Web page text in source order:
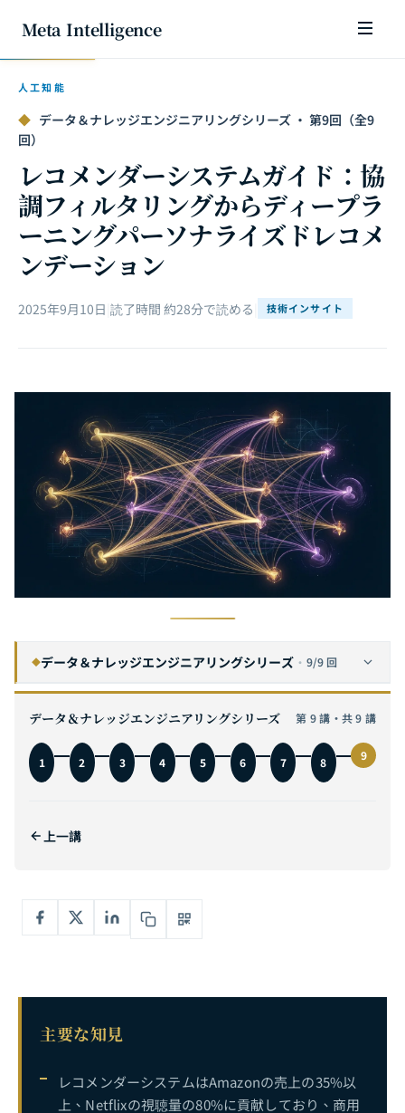
Meta Intelligence
人工知能
◆ データ＆ナレッジエンジニアリングシリーズ · 第9回（全9
回）
レコメンダーシステムガイド：協
調フィルタリングからディープラ
ーニングパーソナライズドレコメ
ンデーション
2025年9月10日 読了時間 約28分で読める 技術インサイト
◆データ＆ナレッジエンジニアリングシリーズ · 9/9 回
2 GraphRAG完全ガイド：ナレッジグラフ＋RAG次世代検索アーキテクチャ、原理からエンタープライズデプロイまで
5
7
データ＆ナレッジエンジニアリングシリーズ 第 9 講・共 9 講
1 2 3 4 5 6 7 8 9
上一講
主要な知見
レコメンダーシステムはAmazonの売上の35%以
上、Netflixの視聴量の80%に貢献しており、商用